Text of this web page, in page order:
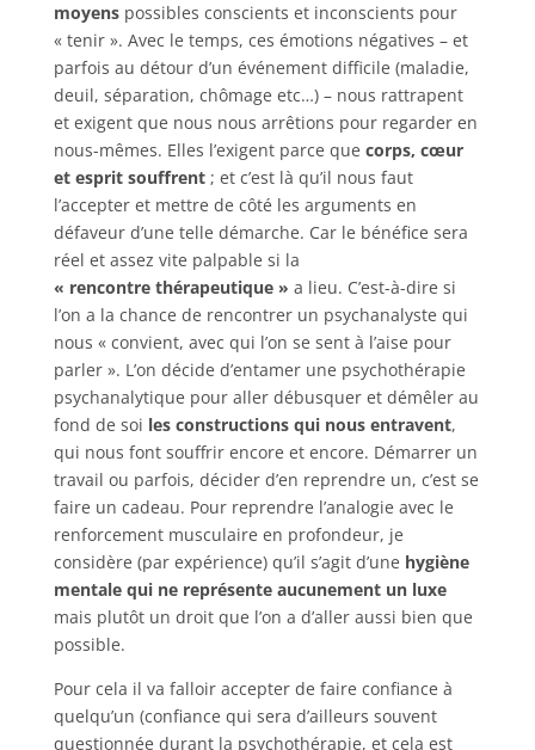
moyenspossibles conscients et inconscients pour
« tenir ». Avec le temps, ces émotions négatives – et
parfois au détour d’un événement difficile (maladie,
deuil, séparation, chômage etc…) – nous rattrapent
et exigent que nous nous arrêtions pour regarder en
nous-mêmes. Elles l’exigent parce que corps, cœur
et esprit souffrent; et c’est là qu’il nous faut
l’accepter et mettre de côté les arguments en
défaveur d’une telle démarche. Car le bénéfice sera
réel et assez vite palpable si la
« rencontre thérapeutique » a lieu. C’est-à-dire si
l’on a la chance de rencontrer un psychanalyste qui
nous « convient, avec qui l’on se sent à l’aise pour
parler ». L’on décide d’entamer une psychothérapie
psychanalytique pour aller débusquer et démêler au
fond de soi les constructions qui nous entravent,
qui nous font souffrir encore et encore. Démarrer un
travail ou parfois, décider d’en reprendre un, c’est se
faire un cadeau. Pour reprendre l’analogie avec le
renforcement musculaire en profondeur, je
considère (par expérience) qu’il s’agit d’une hygiène
mentale qui ne représente aucunement un luxe
mais plutôt un droit que l’on a d’aller aussi bien que
possible.
Pour cela il va falloir accepter de faire confiance à
quelqu’un (confiance qui sera d’ailleurs souvent
questionnée durant la psychothérapie, et cela est